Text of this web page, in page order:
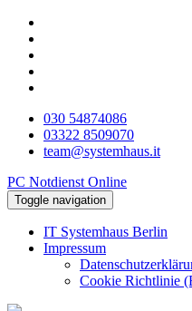
030 54874086
03322 8509070
team@systemhaus.it
PC Notdienst Online
Toggle navigation
IT Systemhaus Berlin
Impressum
Cookie Richtlinie